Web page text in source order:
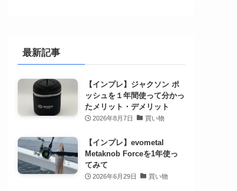
最新記事
【インプレ】ジャクソン ポ
ッシュを１年間使って分かっ
たメリット・デメリット
2026年8月7日 買い物
【インプレ】evometal
Metaknob Forceを1年使っ
てみて
2026年6月29日 買い物